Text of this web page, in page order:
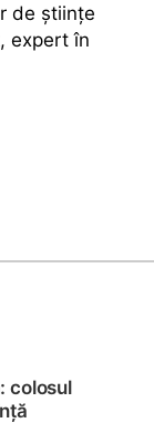
de științe
expert în
colosul